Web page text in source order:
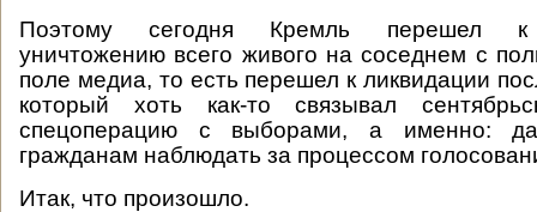
Поэтому сегодня Кремль перешел к
уничтожению всего живого на соседнем с
поле медиа, то есть перешел к ликвидации
который хоть как-то связывал
спецоперацию с выборами, а именно:
гражданам наблюдать за процессом
Итак, что произошло.